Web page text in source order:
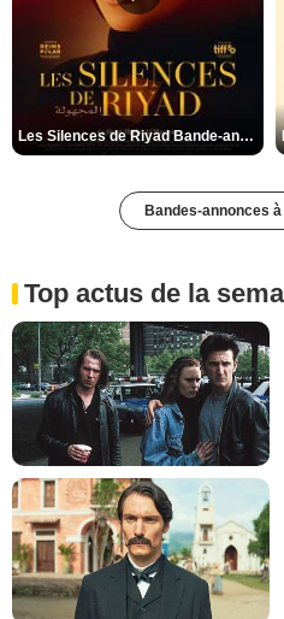
Les Silences de Riyad Bande-annonce VO STFR
Bandes-annonces
Top actus de la